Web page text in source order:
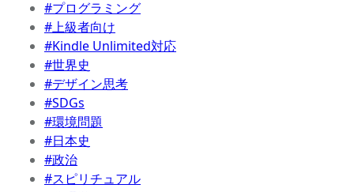
#プログラミング
#上級者向け
#Kindle Unlimited対応
#世界史
#デザイン思考
#SDGs
#環境問題
#日本史
#政治
#スピリチュアル